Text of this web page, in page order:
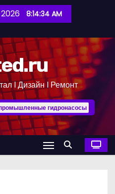
8:14:35 AM
l Дизайн l Ремонт
гидронасосы